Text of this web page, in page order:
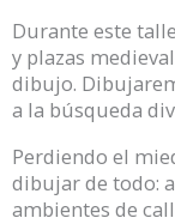
Durante este
y plazas
dibujo.
a la búsqueda
Perdiendo el
dibujar de todo:
ambientes de